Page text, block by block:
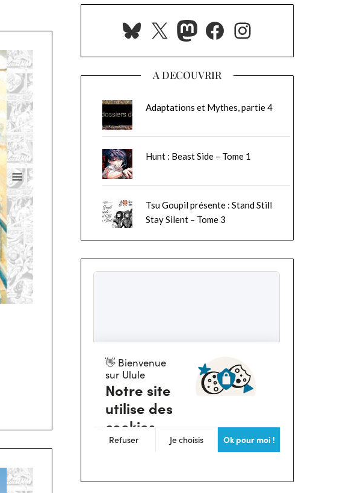
Bluesky
X Mastodon
Facebook
Instagram
A DECOUVRIR
Adaptations et Mythes, partie 4
Hunt : Beast Side – Tome 1
Tsu Goupil présente : Stand Still
Stay Silent – Tome 3